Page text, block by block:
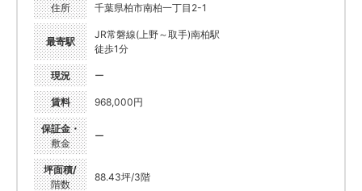
住所 千葉県柏市南柏一丁目2-1
最寄駅
JR常磐線(上野～取手)南柏駅
徒歩1分
現況 ー
賃料 968,000円
保証金・
敷金
ー
坪面積/
階数
88.43坪/3階